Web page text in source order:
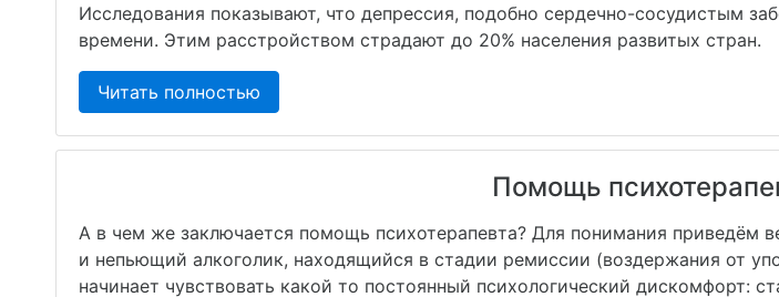
Исследования показывают, что депрессия, подобно сердечно-сосудистым
времени. Этим расстройством страдают до 20% населения развитых стран.
Читать полностью
Помощь
А в чем же заключается помощь психотерапевта? Для понимания приведём
и непьющий алкоголик, находящийся в стадии ремиссии (воздержания от
начинает чувствовать какой то постоянный психологический дискомфорт: